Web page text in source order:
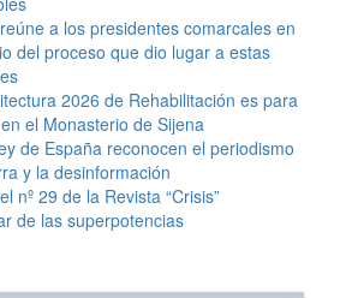
a los presidentes comarcales en
del proceso que dio lugar a estas
2026 de Rehabilitación es para
el Monasterio de Sijena
de España reconocen el periodismo
y la desinformación
nº 29 de la Revista “Crisis”
de las superpotencias